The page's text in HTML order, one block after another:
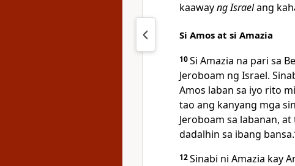
kaawayng Israelang
Si Amos at si Amazia
10Si Amazia na pari sa
Jeroboam ng Israel.
Amos laban sa iyo rito
tao ang kanyang mga
Jeroboam sa labanan,
dadalhin sa ibang
12Sinabi ni Amazia kay